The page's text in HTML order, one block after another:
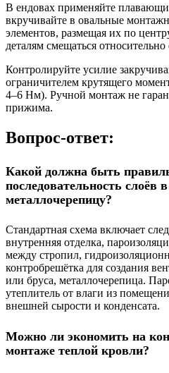
В ендовах применяйте
вкручивайте в овальные
элементов, размещая их по
деталям смещаться
Контролируйте усилие
ограничителем крутящего
4–6 Нм). Ручной монтаж не
прижима.
Вопрос-ответ:
Какой должна быть
последовательность слоёв
металлочерепицу?
Стандартная схема включает
внутренняя отделка,
между стропил,
контробрешётка для создания
или бруса, металлочерепица.
утеплитель от влаги из
внешней сырости и конденсата.
Можно ли экономить на
монтаже теплой кровли?